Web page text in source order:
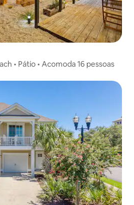
• Pátio • Acomoda 16 pessoas